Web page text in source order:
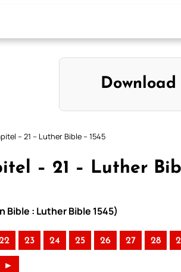
– 21 – Luther Bible – 1545
– 21 – Luther
Bible : Luther Bible 1545)
23 24 25 26 27 28
►